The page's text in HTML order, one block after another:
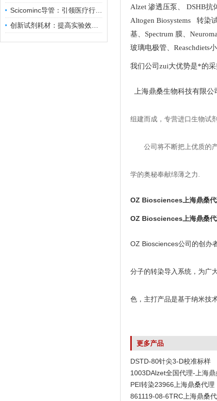
Alzet 渗透压泵
DSHB抗
Altogen Biosystems 转染
基
Spectrum 膜
玻璃电极管
Reaschdiets
我们公司zui大优势是*的
上海鼎桑生物科技有限公
组建而成，专营进口生物试
公司将不断把上优质的
学的奥秘奉献绵薄之力.
OZ Biosciences上海鼎桑
OZ Biosciences上海鼎桑
OZ Biosciences公司的创办
分子的转染导入系统，为广
色，主打产品是基于纳米技
更多产品
DSTD-80针尖3-D校准标样
1003DAlzet全国代理-上海鼎
PEI转染23966上海鼎桑代理
861119-08-6TRC上海鼎桑